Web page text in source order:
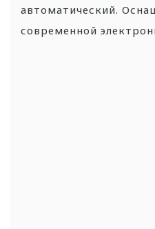
автоматический.
современной